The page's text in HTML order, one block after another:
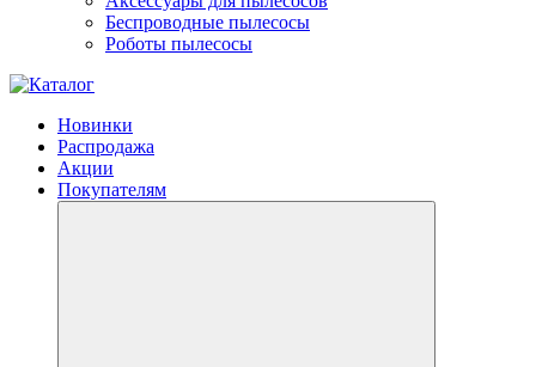
Беспроводные пылесосы
Роботы пылесосы
Новинки
Распродажа
Акции
Покупателям